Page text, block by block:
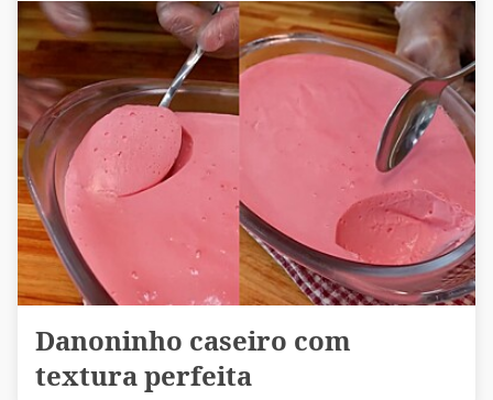
Danoninho caseiro com
textura perfeita